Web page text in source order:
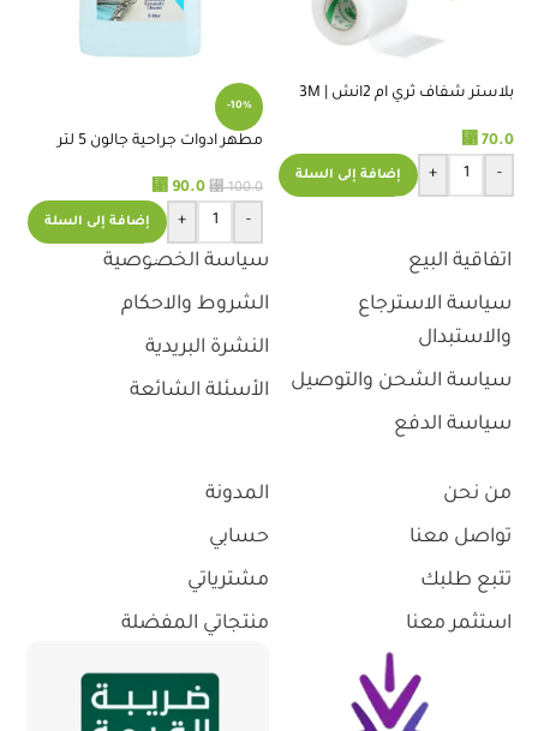
بلاستر شفاف ثري ام 2انش | 3M
⃁ 70.0
-
+ إضافة إلى السلة
-10%
مطهر ادوات جراحية جالون 5 لتر
⃁100.0
⃁ 90.0
-
+ إضافة إلى السلة
اتفاقية البيع
سياسة الاسترجاع
والاستبدال
سياسة الشحن والتوصيل
سياسة الدفع
سياسة الخصوصية
الشروط والاحكام
النشرة البريدية
الأسئلة الشائعة
من نحن
تواصل معنا
تتبع طلبك
استثمر معنا
المدونة
حسابي
مشترياتي
منتجاتي المفضلة